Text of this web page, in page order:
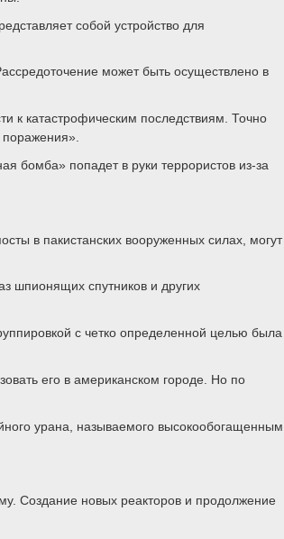
собой устройство для
может быть осуществлено в
к катастрофическим последствиям. Точно
бомба» попадет в руки террористов из-за
в пакистанских вооруженных силах, могут
шпионящих спутников и других
с четко определенной целью была
его в американском городе. Но по
урана, называемого высокообогащенным
Создание новых реакторов и продолжение